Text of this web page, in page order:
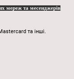
мереж та месенджерів
та інші.